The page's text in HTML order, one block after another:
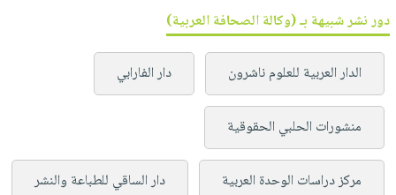
دور نشر شبيهة بـ (وكالة الصحافة العربية)
الدار العربية للعلوم ناشرون دار الفارابي
منشورات الحلبي الحقوقية
مركز دراسات الوحدة العربية دار الساقي للطباعة والنشر